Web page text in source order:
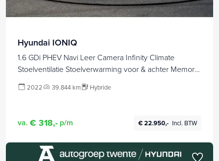
Hyundai IONIQ
1.6 GDi PHEV Navi Leer Camera Infinity Climate
Stoelventilatie Stoelverwarming voor & achter Memory
Parking Assistant
2022 39.844 km Hybride
va. € 318,- p/m € 22.950,- Incl. BTW